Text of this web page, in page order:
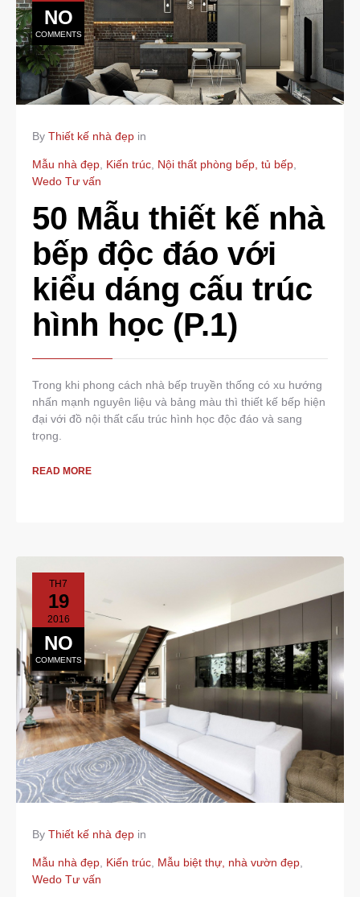
NO
COMMENTS
By Thiết kế nhà đẹp in
Mẫu nhà đẹp Kiến trúc Nội thất phòng bếp, tủ bếp
Wedo Tư vấn
50 Mẫu thiết kế nhà
bếp độc đáo với
kiểu dáng cấu trúc
hình học (P.1)
Trong khi phong cách nhà bếp truyền thống có xu hướng
nhấn mạnh nguyên liệu và bảng màu thì thiết kế bếp hiện
đại với đồ nội thất cấu trúc hình học độc đáo và sang
trọng.
READ MORE
TH7
19
2016
NO
COMMENTS
By Thiết kế nhà đẹp in
Mẫu nhà đẹp Kiến trúc Mẫu biệt thự, nhà vườn đẹp
Wedo Tư vấn